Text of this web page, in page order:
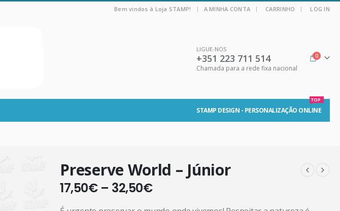
Bem vindos à Loja STAMP! | A MINHA CONTA CARRINHO LOG IN
LIGUE-NOS
+351 223 711 514
Chamada para a rede fixa nacional
0
STAMP DESIGN - PERSONALIZAÇÃO ONLINE
TOP
Preserve World – Júnior
17,50€– 32,50€